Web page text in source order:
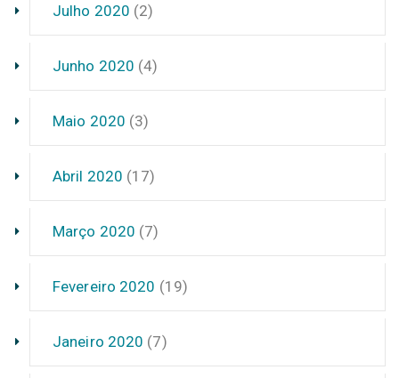
Julho 2020 (2)
Junho 2020 (4)
Maio 2020 (3)
Abril 2020 (17)
Março 2020 (7)
Fevereiro 2020 (19)
Janeiro 2020 (7)